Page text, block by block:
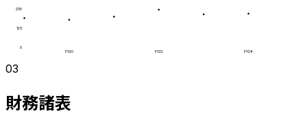
0
125
250
FY20 FY22 FY24
03
財務諸表